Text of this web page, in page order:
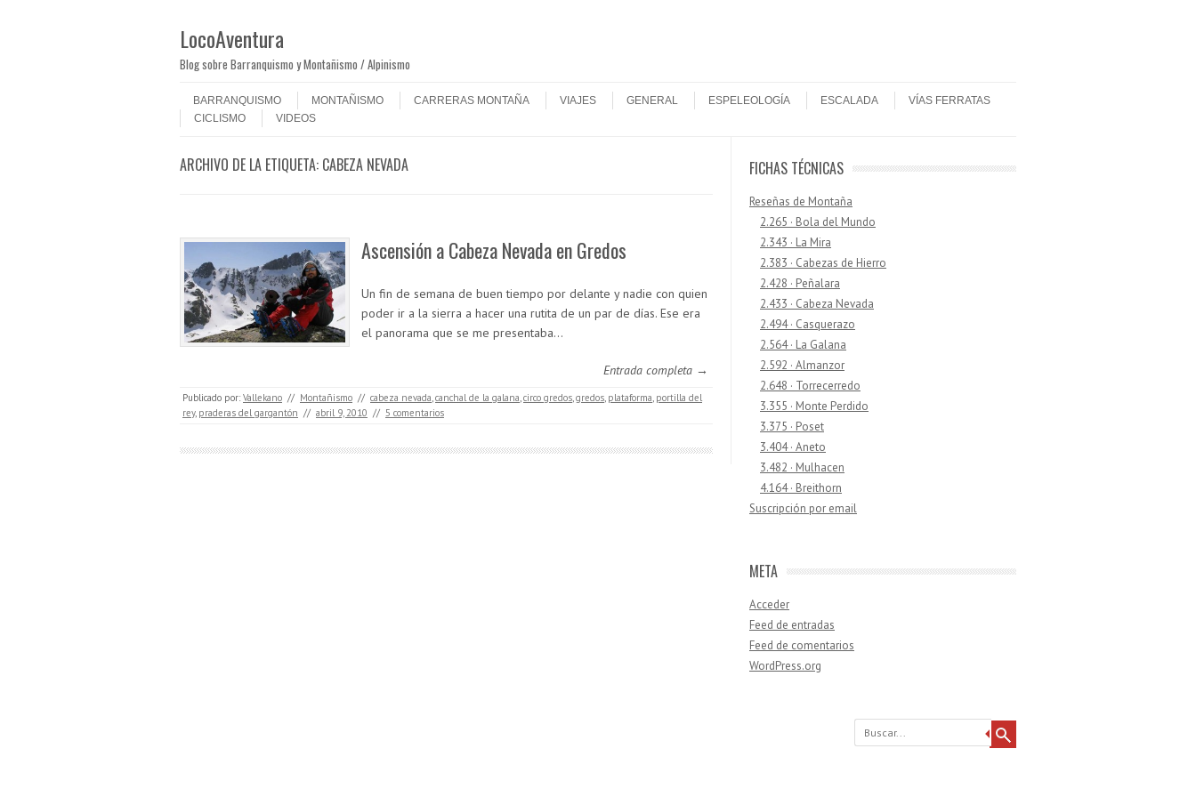
LocoAventura
Blog sobre Barranquismo y Montañismo / Alpinismo
Menú
BARRANQUISMO
MONTAÑISMO CARRERAS MONTAÑA VIAJES GENERAL ESPELEOLOGÍA ESCALADA
VÍAS FERRATAS
CICLISMO
VIDEOS
ARCHIVO DE LA ETIQUETA: CABEZA NEVADA
Ascensión a Cabeza Nevada en Gredos
Un fin de semana de buen tiempo por delante y nadie con quien
poder ir a la sierra a hacer una rutita de un par de días. Ese era
el panorama que se me presentaba…
Entrada completa →
Publicado por: Vallekano // Montañismo // cabeza nevada,canchal de la galana,circo gredos,gredos, plataforma, portilla del
rey, praderas del gargantón // abril 9, 2010 // 5 comentarios
FICHAS TÉCNICAS
Reseñas de Montaña
2.265 · Bola del Mundo
2.343 · La Mira
2.383 · Cabezas de Hierro
2.428 · Peñalara
2.433 · Cabeza Nevada
2.494 · Casquerazo
2.564 · La Galana
2.592 · Almanzor
2.648 · Torrecerredo
3.355 · Monte Perdido
3.375 · Poset
3.404 · Aneto
3.482 · Mulhacen
4.164 · Breithorn
Suscripción por email
META
Acceder
Feed de entradas
Feed de comentarios
WordPress.org